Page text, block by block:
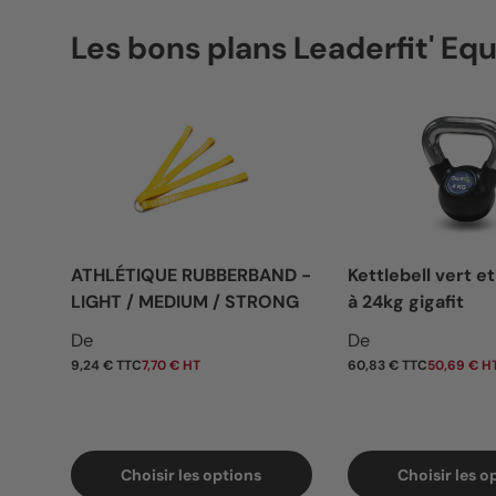
Les bons plans Leaderfit'
ATHLÉTIQUE RUBBERBAND -
LIGHT / MEDIUM / STRONG
Prix habituel
De
9,24 € TTC7,70 € HT
Choisir les options
Kettlebell vert
à 24kg gigafit
Prix habituel
De
60,83 € TTC50,69 €
Choisir les